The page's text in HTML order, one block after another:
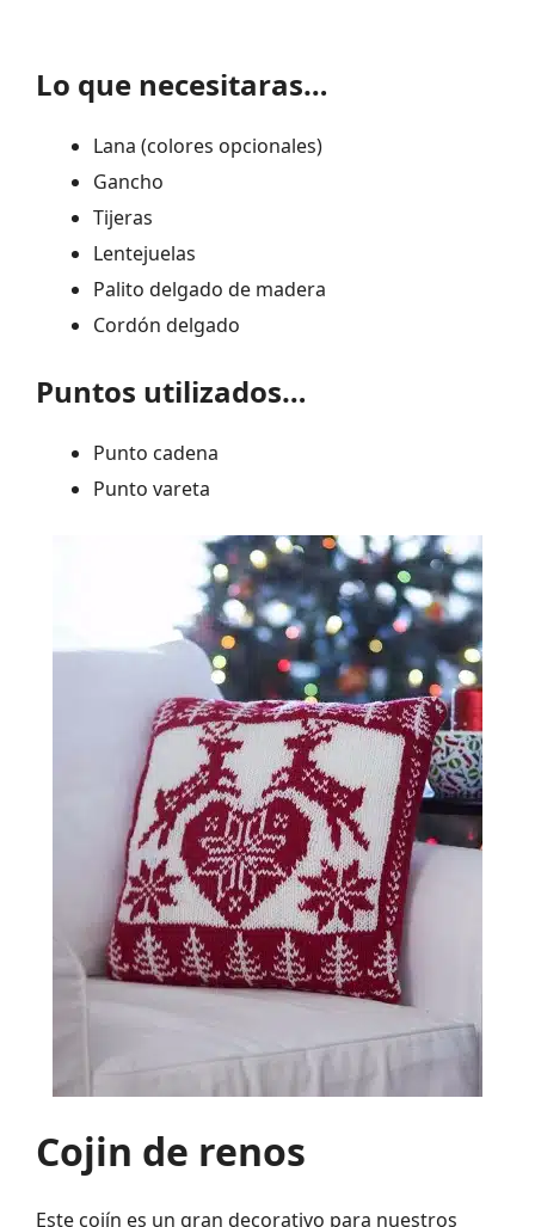
Lo que necesitaras…
Lana (colores opcionales)
Gancho
Tijeras
Lentejuelas
Palito delgado de madera
Cordón delgado
Puntos utilizados…
Punto cadena
Punto vareta
Cojin de renos
Este cojín es un gran decorativo para nuestros